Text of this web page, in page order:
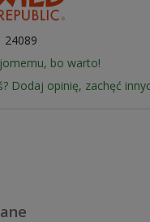
24089
bo warto!
Dodaj opinię, zachęć